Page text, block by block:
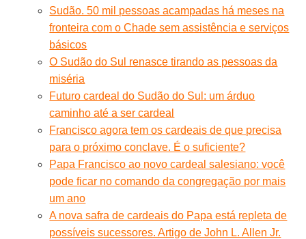
Sudão. 50 mil pessoas acampadas há meses na
fronteira com o Chade sem assistência e serviços
básicos
O Sudão do Sul renasce tirando as pessoas da
miséria
Futuro cardeal do Sudão do Sul: um árduo
caminho até a ser cardeal
Francisco agora tem os cardeais de que precisa
para o próximo conclave. É o suficiente?
Papa Francisco ao novo cardeal salesiano: você
pode ficar no comando da congregação por mais
um ano
A nova safra de cardeais do Papa está repleta de
possíveis sucessores. Artigo de John L. Allen Jr.